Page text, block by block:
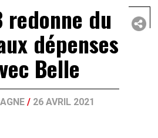
redonne du
dépenses
Belle
/ 26 AVRIL 2021